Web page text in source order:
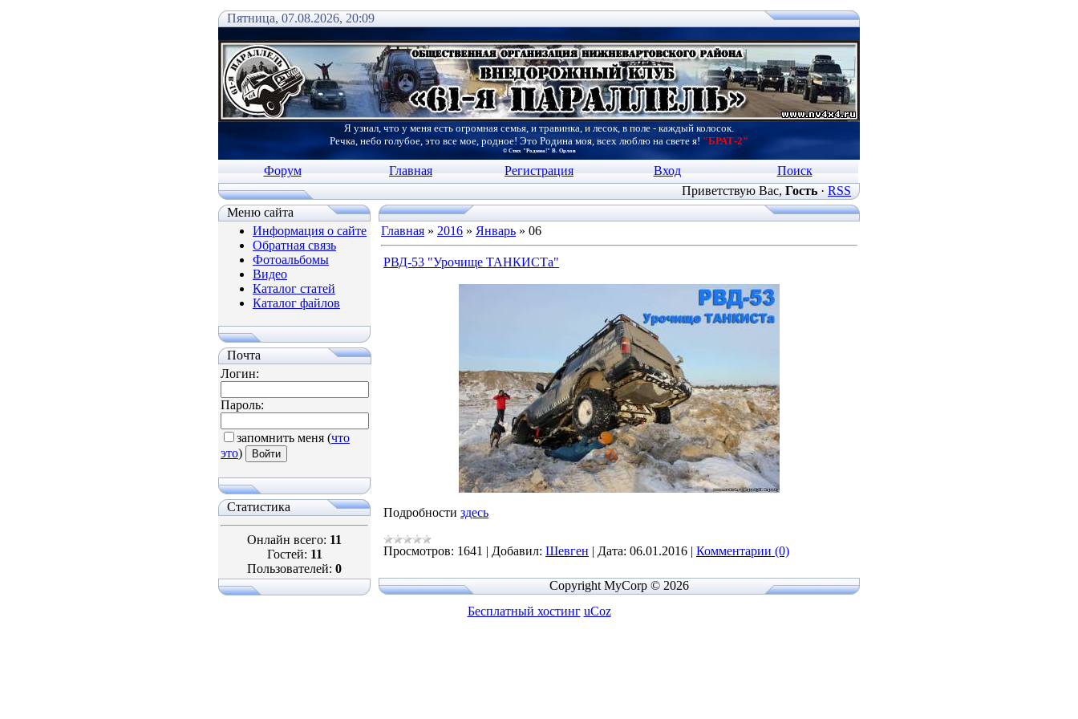
Пятница, 07.08.2026, 20:09
Я узнал, что у меня есть огромная семья, и травинка, и лесок, в поле - каждый колосок.
Речка, небо голубое, это все мое, родное! Это Родина моя, всех люблю на свете я! "БРАТ-2"
© Стих "Родина!" В. Орлов
Форум Главная Регистрация Вход
Поиск
Приветствую Вас, Гость· RSS
Меню сайта
Информация о сайте
Обратная связь
Фотоальбомы
Видео
Каталог статей
Каталог файлов
Почта
Логин:
Пароль:
запомнить меня (что
это)
Статистика
Онлайн всего: 11
Гостей: 11
Пользователей: 0
Главная » 2016 » Январь » 06
РВД-53 "Урочище ТАНКИСТа"
Подробности здесь
Просмотров: 1641 | Добавил: Шевген | Дата: 06.01.2016 | Комментарии (0)
Copyright MyCorp © 2026
Бесплатный хостинг uCoz